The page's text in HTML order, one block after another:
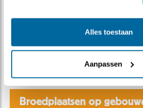
Alles toestaan
Aanpassen
We zijn er nog
Aaltje | Geplaatst op 7 maart 2023,
leuk| Bewaar dit filmpje| 326x
Broedplaatsen op